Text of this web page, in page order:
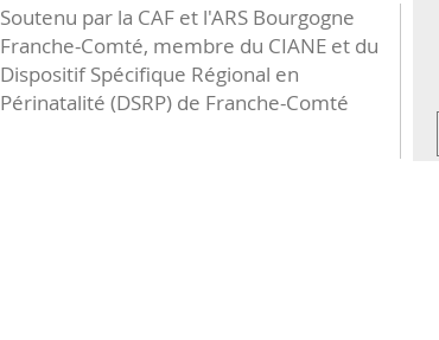
Soutenu par la CAF et l'ARS Bourgogne
Franche-Comté, membre du CIANE et du
Dispositif Spécifique Régional en
Périnatalité (DSRP) de Franche-Comté